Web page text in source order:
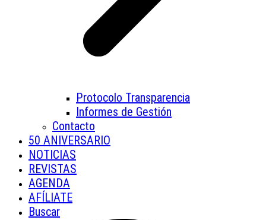
Protocolo Transparencia
Informes de Gestión
Contacto
50 ANIVERSARIO
NOTICIAS
REVISTAS
AGENDA
AFÍLIATE
Buscar